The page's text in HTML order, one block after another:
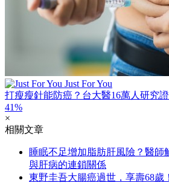
Just For You
打瘦瘦針能防癌？台大醫16萬人研究
41%
×
相關文章
睡眠不足增加脂肪肝風險？醫師
與肝病的連鎖關係
東野圭吾大腸癌過世，享壽68歲